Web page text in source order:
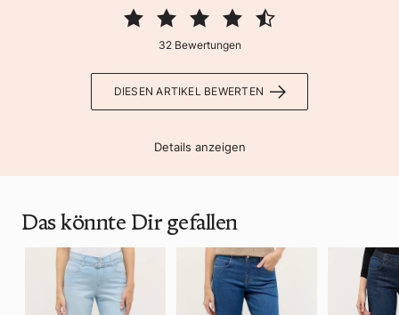
32 Bewertungen
DIESEN ARTIKEL BEWERTEN
Details anzeigen
Das könnte Dir gefallen